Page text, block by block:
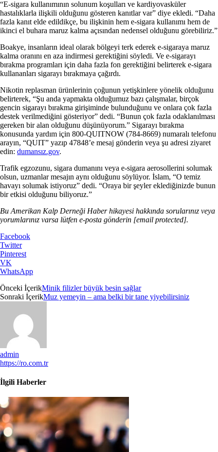
“E-sigara kullanımının solunum koşulları ve kardiyovasküler
hastalıklarla ilişkili olduğunu gösteren kanıtlar var” diye ekledi. “Daha
fazla kanıt elde edildikçe, bu ilişkinin hem e-sigara kullanımı hem de
ikinci el buhara maruz kalma açısından nedensel olduğunu görebiliriz.”
Boakye, insanların ideal olarak bölgeyi terk ederek e-sigaraya maruz
kalma oranını en aza indirmesi gerektiğini söyledi. Ve e-sigarayı
bırakma programları için daha fazla fon gerektiğini belirterek e-sigara
kullananları sigarayı bırakmaya çağırdı.
Nikotin replasman ürünlerinin çoğunun yetişkinlere yönelik olduğunu
belirterek, “Şu anda yapmakta olduğumuz bazı çalışmalar, birçok
gencin sigarayı bırakma girişiminde bulunduğunu ve onlara çok fazla
destek verilmediğini gösteriyor” dedi. “Bunun çok fazla odaklanılması
gereken bir alan olduğunu düşünüyorum.” Sigarayı bırakma
konusunda yardım için 800-QUITNOW (784-8669) numaralı telefonu
arayın, “QUIT” yazıp 47848’e mesaj gönderin veya şu adresi ziyaret
edin: dumansız.gov.
Trafik egzozunu, sigara dumanını veya e-sigara aerosollerini solumak
olsun, uzmanlar mesajın aynı olduğunu söylüyor. İslam, “O temiz
havayı solumak istiyoruz” dedi. “Oraya bir şeyler eklediğinizde bunun
bir etkisi olduğunu biliyoruz.”
Bu Amerikan Kalp Derneği Haber hikayesi hakkında sorularınız veya
yorumlarınız varsa lütfen e-posta gönderin [email protected].
Facebook
Twitter
Pinterest
VK
WhatsApp
Önceki İçerikMinik filizler büyük besin sağlar
Sonraki İçerikMuz yemeyin – ama belki bir tane yiyebilirsiniz
admin
https://ro.com.tr
İlgili Haberler